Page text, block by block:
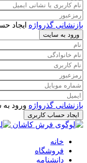
بازنشانی گذرواژه ایجاد
ورود به سایت
بازنشانی گذرواژه ورود
ایجاد حساب کاربری
خانه
فروشگاه
دانشنامه